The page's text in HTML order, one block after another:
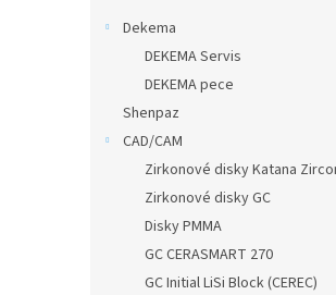
Dekema
DEKEMA Servis
DEKEMA pece
Shenpaz
CAD/CAM
Zirkonové disky Katana
Zirkonové disky GC
Disky PMMA
GC CERASMART 270
GC Initial LiSi Block (CEREC)